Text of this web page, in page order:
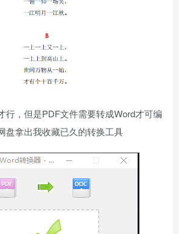
行，但是PDF文件需要转成Word才可编
盘拿出我收藏已久的转换工具